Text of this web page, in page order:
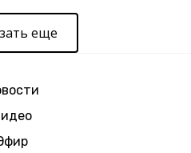
еще